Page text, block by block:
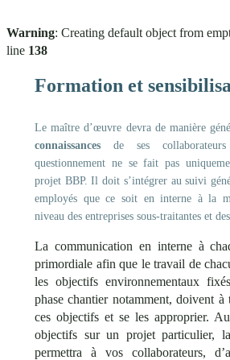
Warning: Creating default object from
line 138
Formation et
Le maître d’œuvre devra de manière
connaissances de ses
questionnement ne se fait pas
projet BBP. Il doit s’intégrer au suivi
employés que ce soit en interne à la
niveau des entreprises sous-traitantes et
La communication en interne à
primordiale afin que le travail de
les objectifs environnementaux
phase chantier notamment, doivent
ces objectifs et se les approprier.
objectifs sur un projet particulier,
permettra à vos collaborateurs,